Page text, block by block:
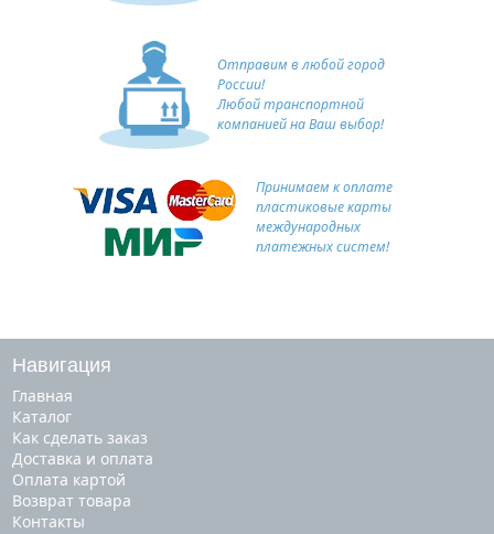
Отправим в любой город
России!
Любой транспортной
компанией на Ваш выбор!
Принимаем к оплате
пластиковые карты
международных
платежных систем!
Навигация
Главная
Каталог
Как сделать заказ
Доставка и оплата
Оплата картой
Возврат товара
Контакты